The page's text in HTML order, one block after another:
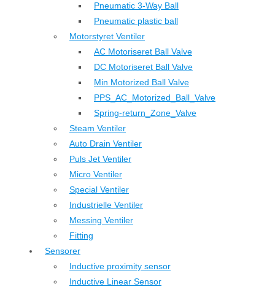
Pneumatic 3-Way Ball
Pneumatic plastic ball
Motorstyret Ventiler
AC Motoriseret Ball Valve
DC Motoriseret Ball Valve
Min Motorized Ball Valve
PPS_AC_Motorized_Ball_Valve
Spring-return_Zone_Valve
Steam Ventiler
Auto Drain Ventiler
Puls Jet Ventiler
Micro Ventiler
Special Ventiler
Industrielle Ventiler
Messing Ventiler
Fitting
Sensorer
Inductive proximity sensor
Inductive Linear Sensor